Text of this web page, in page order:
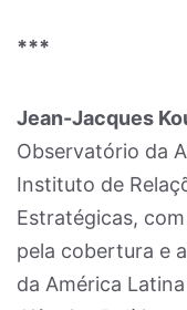
***
Jean-Jacques
Observatório da
Instituto de
Estratégicas,
pela cobertura e
da América